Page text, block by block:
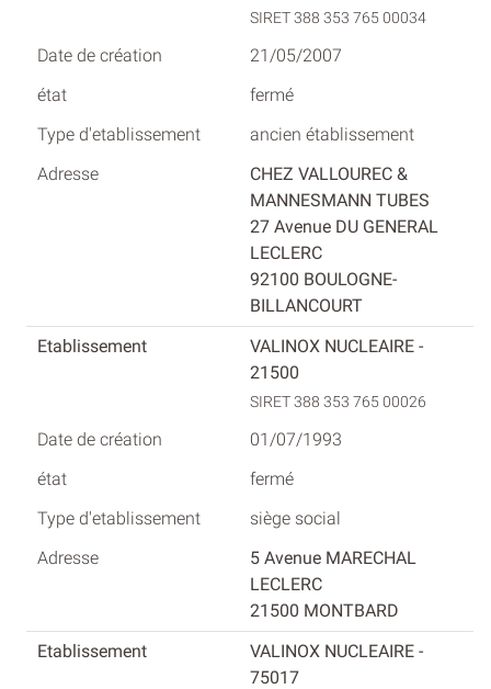
SIRET 388 353 765 00034
21/05/2007
fermé
ancien établissement
CHEZ VALLOUREC &
MANNESMANN TUBES
27 Avenue DU GENERAL
LECLERC
92100 BOULOGNE-
BILLANCOURT
VALINOX NUCLEAIRE -
21500
SIRET 388 353 765 00026
01/07/1993
fermé
siège social
5 Avenue MARECHAL
LECLERC
21500 MONTBARD
VALINOX NUCLEAIRE -
75017